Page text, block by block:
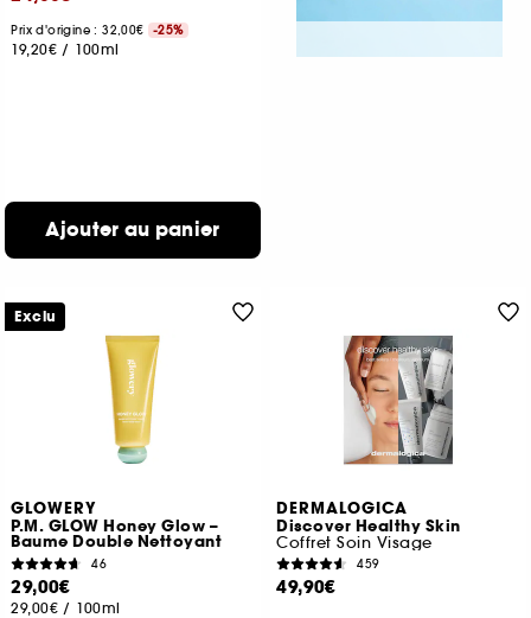
Prix d'origine : 32,00€ -25%
19,20€ / 100ml
Ajouter au panier
GLOWERY
P.M. GLOW Honey Glow –
Baume Double Nettoyant
46
29,00€
29,00€ / 100ml
Exclu
DERMALOGICA
Discover Healthy Skin
Coffret Soin Visage
459
49,90€